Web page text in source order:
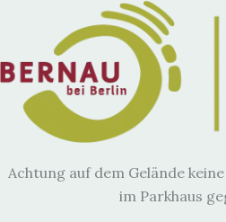
Achtung auf dem Gelände
im Parkhaus